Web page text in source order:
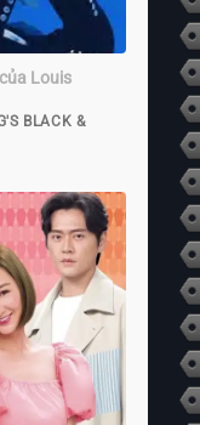
Louis
BLACK &